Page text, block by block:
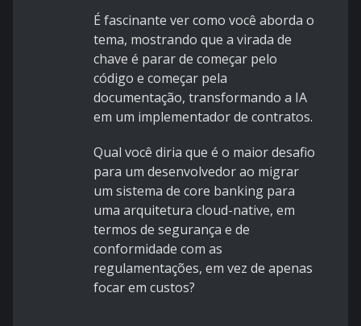
É fascinante ver como você aborda o
tema, mostrando que a virada de
chave é parar de começar pelo
código e começar pela
documentação, transformando a IA
em um implementador de contratos.
Qual você diria que é o maior desafio
para um desenvolvedor ao migrar
um sistema de core banking para
uma arquitetura cloud-native, em
termos de segurança e de
conformidade com as
regulamentações, em vez de apenas
focar em custos?